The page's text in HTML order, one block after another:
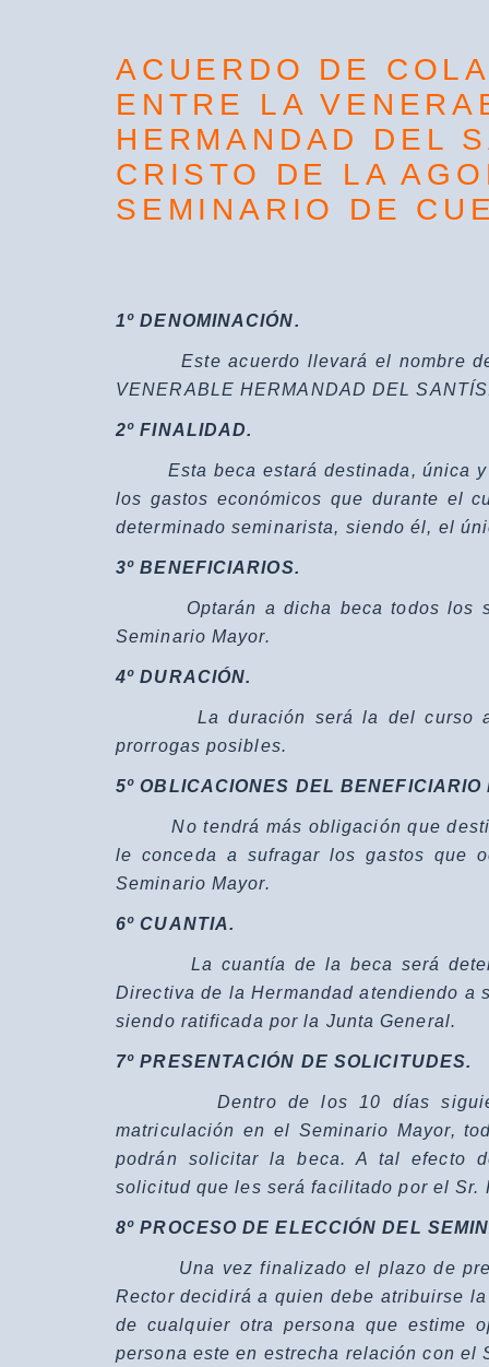
ACUERDO DE
ENTRE LA
HERMANDAD DEL
CRISTO DE LA
SEMINARIO DE
1º DENOMINACIÓN.
Este acuerdo llevará el nombre de
VENERABLE HERMANDAD DEL
2º FINALIDAD.
Esta beca estará destinada, única y
los gastos económicos que durante el
determinado seminarista, siendo él, el
3º BENEFICIARIOS.
Optarán a dicha beca todos los
Seminario Mayor.
4º DURACIÓN.
La duración será la del curso
prorrogas posibles.
5º OBLICACIONES DEL
No tendrá más obligación que
le conceda a sufragar los gastos que
Seminario Mayor.
6º CUANTIA.
La cuantía de la beca será
Directiva de la Hermandad atendiendo a
siendo ratificada por la Junta General.
7º PRESENTACIÓN DE SOLICITUDES.
Dentro de los 10 días
matriculación en el Seminario Mayor,
podrán solicitar la beca. A tal efecto
solicitud que les será facilitado por el Sr.
8º PROCESO DE ELECCIÓN DEL
Una vez finalizado el plazo de
Rector decidirá a quien debe atribuirse
de cualquier otra persona que estime
persona este en estrecha relación con el